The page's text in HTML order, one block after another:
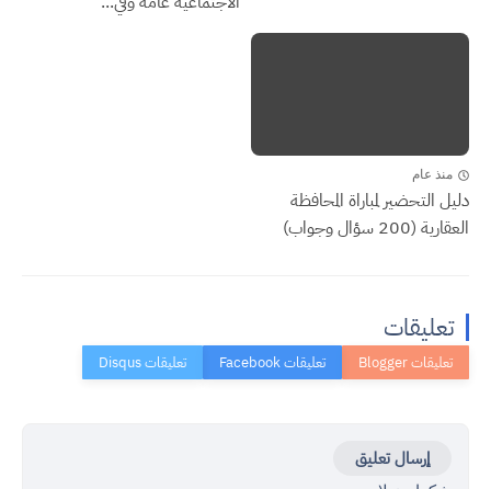
منذ عام
دليل التحضير لمباراة المحافظة
العقارية (200 سؤال وجواب)
تعليقات
إرسال تعليق